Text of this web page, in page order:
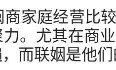
家庭经营比
。尤其在商
而联姻是他们